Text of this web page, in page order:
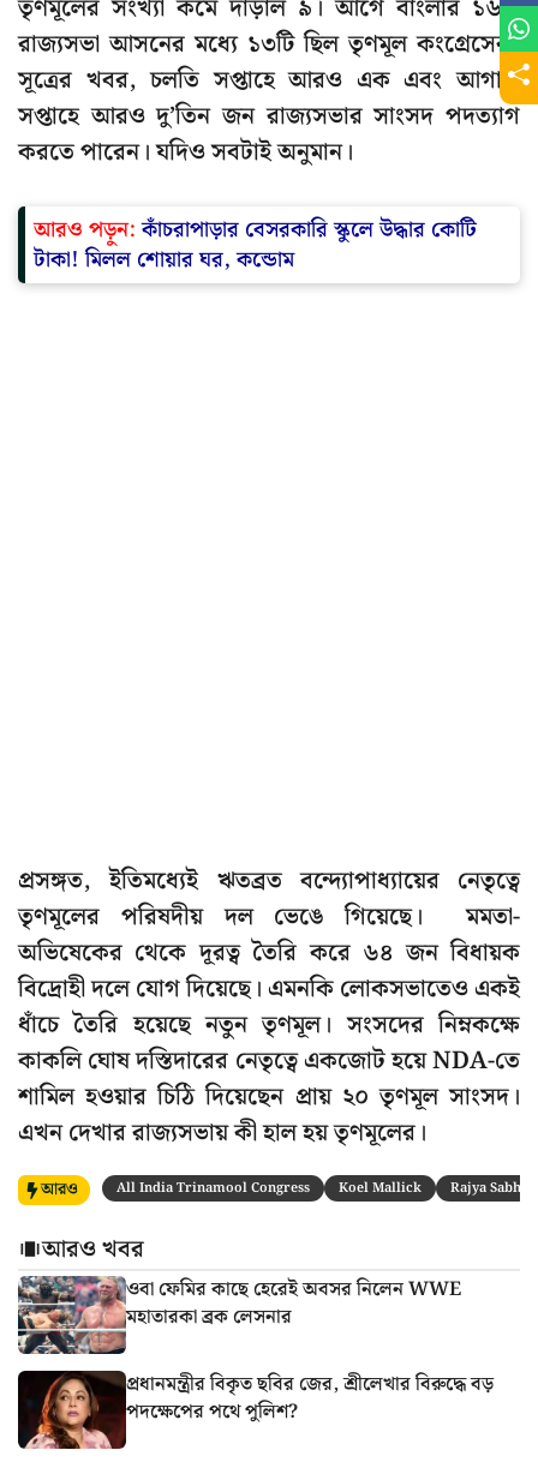
তৃণমূলের সংখ্যা কমে দাঁড়াল ৯। আগে বাংলার ১৬টি
রাজ্যসভা আসনের মধ্যে ১৩টি ছিল তৃণমূল কংগ্রেসের।
সূত্রের খবর, চলতি সপ্তাহে আরও এক এবং আগামী
সপ্তাহে আরও দু’তিন জন রাজ্যসভার সাংসদ পদত্যাগ
করতে পারেন। যদিও সবটাই অনুমান।
আরও পড়ুন:কাঁচরাপাড়ার বেসরকারি স্কুলে উদ্ধার কোটি
টাকা! মিলল শোয়ার ঘর, কন্ডোম
প্রসঙ্গত, ইতিমধ্যেই ঋতব্রত বন্দ্যোপাধ্যায়ের নেতৃত্বে
তৃণমূলের পরিষদীয় দল ভেঙে গিয়েছে। মমতা-
অভিষেকের থেকে দূরত্ব তৈরি করে ৬৪ জন বিধায়ক
বিদ্রোহী দলে যোগ দিয়েছে। এমনকি লোকসভাতেও একই
ধাঁচে তৈরি হয়েছে নতুন তৃণমূল। সংসদের নিম্নকক্ষে
কাকলি ঘোষ দস্তিদারের নেতৃত্বে একজোট হয়ে NDA-তে
শামিল হওয়ার চিঠি দিয়েছেন প্রায় ২০ তৃণমূল সাংসদ।
এখন দেখার রাজ্যসভায় কী হাল হয় তৃণমূলের।
আরও All India Trinamool Congress Koel Mallick Rajya Sabha
আরও খবর
ওবা ফেমির কাছে হেরেই অবসর নিলেন WWE
মহাতারকা ব্রক লেসনার
প্রধানমন্ত্রীর বিকৃত ছবির জের, শ্রীলেখার বিরুদ্ধে বড়
পদক্ষেপের পথে পুলিশ?